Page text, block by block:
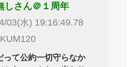
しさん＠１周年
03(水) 19:16:49.78
って公約一切守らなか